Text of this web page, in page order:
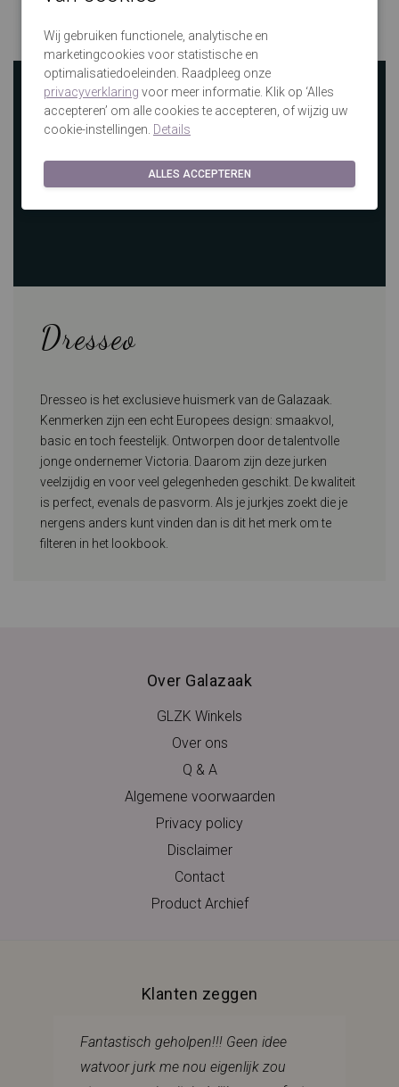
GLZK makkelijk te bereiken!
Grote winkels in Nijverdal, Amersfoort, Den Bosch en Eindhoven
Dresseo
Dresseo is het exclusieve huismerk van de Galazaak.
Kenmerken zijn een echt Europees design: smaakvol,
basic en toch feestelijk. Ontworpen door de talentvolle
jonge ondernemer Victoria. Daarom zijn deze jurken
veelzijdig en voor veel gelegenheden geschikt. De kwaliteit
is perfect, evenals de pasvorm. Als je jurkjes zoekt die je
nergens anders kunt vinden dan is dit het merk om te
filteren in het lookbook.
Over Galazaak
GLZK Winkels
Over ons
Q & A
Algemene voorwaarden
Privacy policy
Disclaimer
Contact
Product Archief
Klanten zeggen
Fantastisch geholpen!!! Geen idee
watvoor jurk me nou eigenlijk zou
Wij gebruiken functionele, analytische en
marketingcookies voor statistische en
optimalisatiedoeleinden. Raadpleeg onze
privacyverklaring voor meer informatie. Klik op ‘Alles
accepteren’ om alle cookies te accepteren, of wijzig uw
cookie-instellingen. Details
ALLES ACCEPTEREN